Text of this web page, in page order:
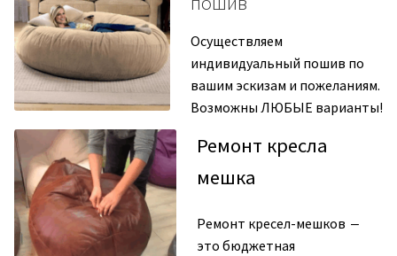
Осуществляем
индивидуальный пошив по
вашим эскизам и пожеланиям.
Возможны ЛЮБЫЕ варианты!
Ремонт кресла
мешка
Ремонт кресел-мешков ‒
это бюджетная